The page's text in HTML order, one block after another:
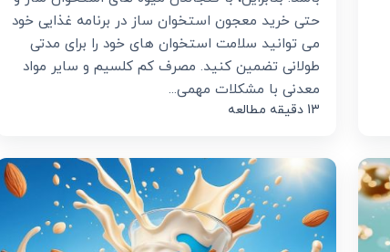
حتی خرید معجون استخوان ساز در برنامه غذایی خود
می توانید سلامت استخوان های خود را برای مدتی
طولانی تضمین کنید. مصرف کم کلسیم و سایر مواد
معدنی با مشکلات مهمی...
13 دقیقه مطالعه